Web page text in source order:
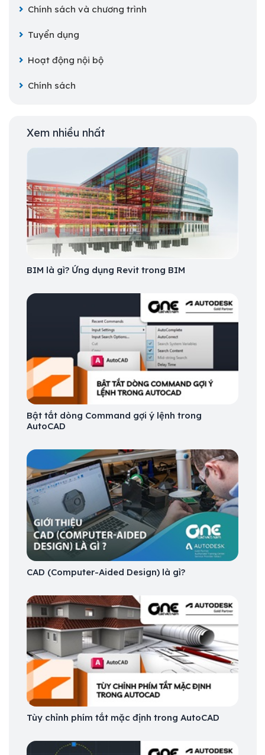
Chính sách và chương trình
Tuyển dụng
Hoạt động nội bộ
Chính sách
Xem nhiều nhất
BIM là gì? Ứng dụng Revit trong BIM
Bật tắt dòng Command gợi ý lệnh trong
AutoCAD
CAD (Computer-Aided Design) là gì?
Tùy chỉnh phím tắt mặc định trong AutoCAD